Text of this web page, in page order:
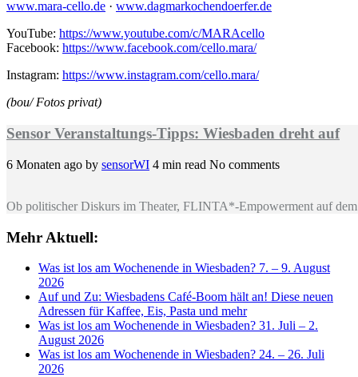
www.mara-cello.de · www.dagmarkochendoerfer.de
YouTube: https://www.youtube.com/c/MARAcello
Facebook: https://www.facebook.com/cello.mara/
Instagram: https://www.instagram.com/cello.mara/
(bou/ Fotos privat)
Sensor Veranstaltungs-Tipps: Wiesbaden dreht auf
6 Monaten ago by sensorWI 4 min read No comments
Ob politischer Diskurs im Theater, FLINTA*-Empowerment auf
Mehr Aktuell:
Was ist los am Wochenende in Wiesbaden? 7. – 9. August
2026
Auf und Zu: Wiesbadens Café-Boom hält an! Diese neuen
Adressen für Kaffee, Eis, Pasta und mehr
Was ist los am Wochenende in Wiesbaden? 31. Juli – 2.
August 2026
Was ist los am Wochenende in Wiesbaden? 24. – 26. Juli
2026